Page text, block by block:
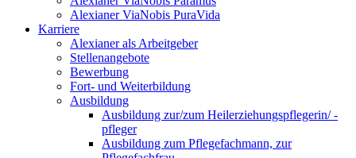
Alexianer ViaNobis PuraVida
Karriere
Alexianer als Arbeitgeber
Stellenangebote
Bewerbung
Fort- und Weiterbildung
Ausbildung
Ausbildung zur/zum Heilerziehungspflegerin/ -
pfleger
Ausbildung zum Pflegefachmann, zur